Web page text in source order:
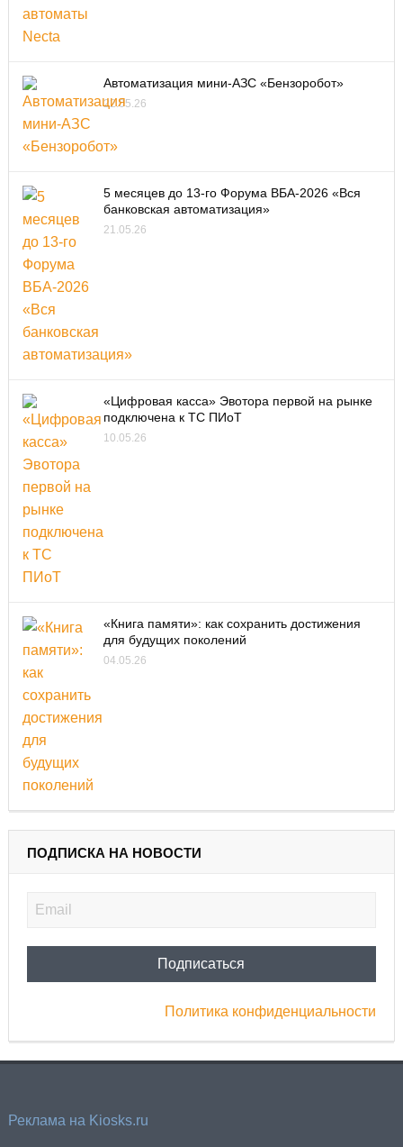
Автоматизация мини-АЗС «Бензоробот»
22.05.26
5 месяцев до 13-го Форума ВБА-2026 «Вся
банковская автоматизация»
21.05.26
«Цифровая касса» Эвотора первой на рынке
подключена к ТС ПИоТ
10.05.26
«Книга памяти»: как сохранить достижения
для будущих поколений
04.05.26
ПОДПИСКА НА НОВОСТИ
Политика конфиденциальности
Реклама на Kiosks.ru